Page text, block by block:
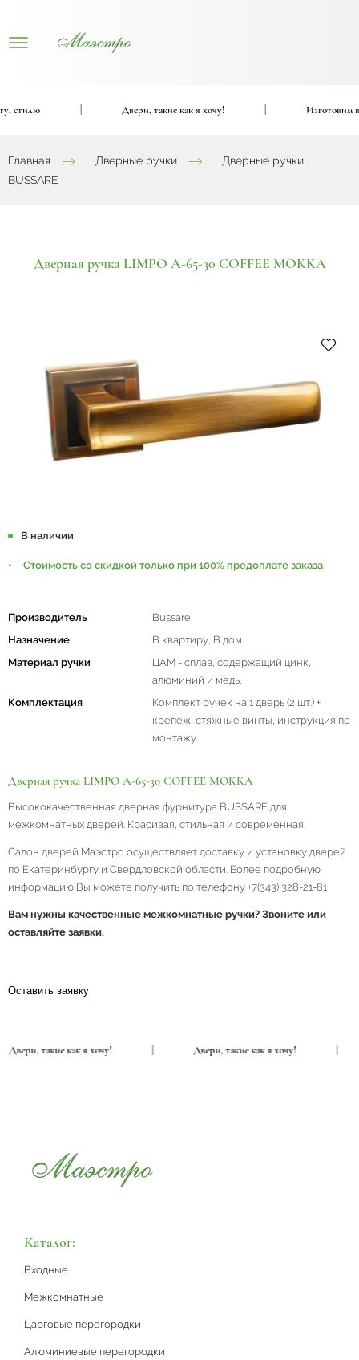
стилю Двери, такие как я хочу! Изготовим
Главная Дверные ручки
Дверные ручки
BUSSARE
Дверная ручка LIMPO A-65-30 COFFEE MOKKA
В наличии
Стоимость со скидкой только при 100% предоплате заказа
Производитель
Bussare
Назначение
В квартиру, В дом
Материал ручки
ЦАМ - сплав, содержащий цинк,
алюминий и медь.
Комплектация
Комплект ручек на 1 дверь (2 шт.) +
крепеж, стяжные винты, инструкция по
монтажу
Дверная ручка LIMPO A-65-30 COFFEE MOKKA
Высококачественная дверная фурнитура BUSSARE для
межкомнатных дверей. Красивая, стильная и современная.
Салон дверей Маэстро осуществляет доставку и установку дверей
по Екатеринбургу и Свердловской области. Более подробную
информацию Вы можете получить по телефону +7(343) 328-21-81
Вам нужны качественные межкомнатные ручки? Звоните или
оставляйте заявки.
Оставить заявку
Двери, такие как я хочу! Двери, такие как я хочу!
Каталог:
Входные
Межкомнатные
Царговые перегородки
Алюминиевые перегородки